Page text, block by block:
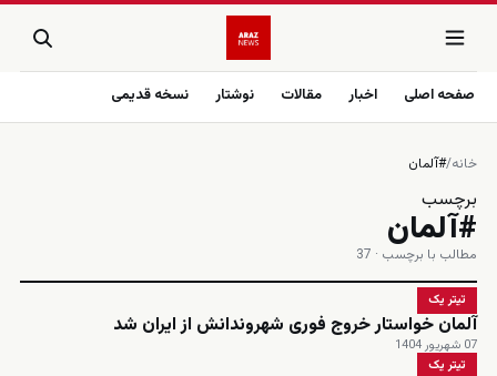
صفحه اصلی اخبار مقالات نوشتار نسخه قدیمی
خانه/#آلمان
برچسب
#آلمان
مطالب با برچسب · 37
تیتر یک
آلمان خواستار خروج فوری شهروندانش از ایران شد
07 شهریور 1404
تیتر یک